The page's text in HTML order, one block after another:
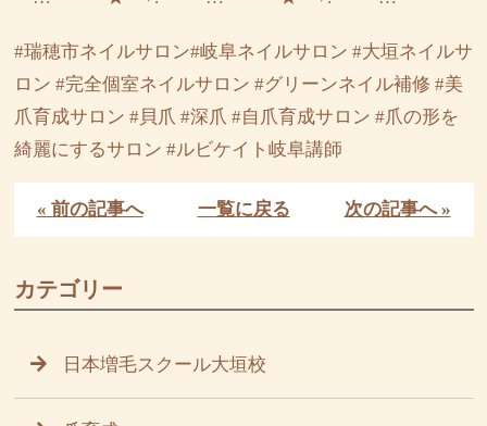
#瑞穂市ネイルサロン#岐阜ネイルサロン #大垣ネイルサ
ロン #完全個室ネイルサロン #グリーンネイル補修 #美
爪育成サロン #貝爪 #深爪 #自爪育成サロン #爪の形を
綺麗にするサロン #ルビケイト岐阜講師
« 前の記事へ 一覧に戻る 次の記事へ »
カテゴリー
日本増毛スクール大垣校